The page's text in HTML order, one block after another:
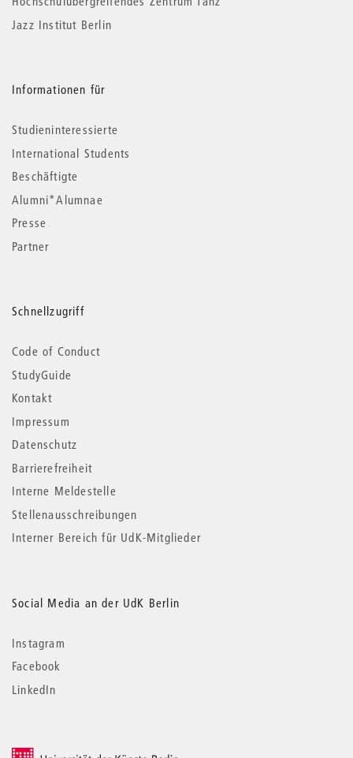
Jazz Institut Berlin
Informationen für
Studieninteressierte
International Students
Beschäftigte
Alumni*Alumnae
Presse
Partner
Schnellzugriff
Code of Conduct
StudyGuide
Kontakt
Impressum
Datenschutz
Barrierefreiheit
Interne Meldestelle
Stellenausschreibungen
Interner Bereich für UdK-Mitglieder
Social Media an der UdK Berlin
Instagram
Facebook
LinkedIn
© 2026 Universität der Künste Berlin